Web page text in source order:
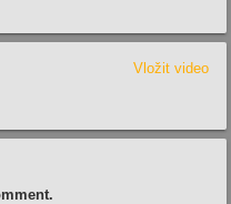
Vložit video